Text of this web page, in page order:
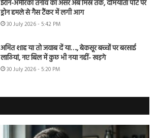
ईरान-अमेरिका तनाव का असर अब मिस्र तक, दमियाता पोर्ट पर
ड्रोन हमले से गैस टैंकर में लगी आग
30 July 2026 - 5:42 PM
अमित शाह या तो जवाब दें या…., बेकसूर बच्चों पर बरसाई
लाठियां, नए बिल में कुछ भी नया नहीं- खड़गे
30 July 2026 - 5:20 PM